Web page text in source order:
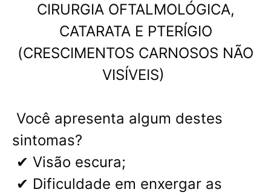
CIRURGIA OFTALMOLÓGICA,
CATARATA E PTERÍGIO
(CRESCIMENTOS CARNOSOS NÃO
VISÍVEIS)
Você apresenta algum destes
sintomas?
✔ Visão escura;
✔ Dificuldade em enxergar as